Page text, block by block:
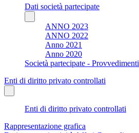
Dati società partecipate
ANNO 2023
ANNO 2022
Anno 2021
Anno 2020
Società partecipate - Provvedimenti
Enti di diritto privato controllati
Enti di diritto privato controllati
Rappresentazione grafica